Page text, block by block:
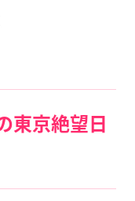
東京絶望日